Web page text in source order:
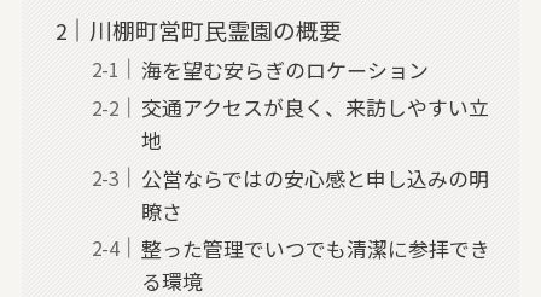
川棚町営町民霊園の概要
海を望む安らぎのロケーション
交通アクセスが良く、来訪しやすい立
地
公営ならではの安心感と申し込みの明
瞭さ
整った管理でいつでも清潔に参拝でき
る環境